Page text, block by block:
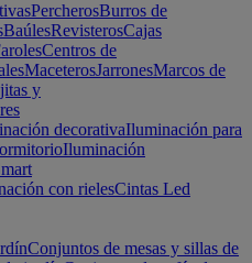
PercherosBurros de
BaúlesRevisterosCajas
Centros de
MaceterosJarronesMarcos de
y
decorativaIluminación para
Iluminación
con rielesCintas Led
Conjuntos de mesas y sillas de